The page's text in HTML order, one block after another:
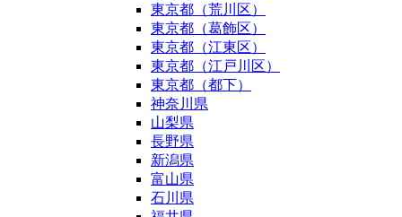
東京都（荒川区）
東京都（葛飾区）
東京都（江東区）
東京都（江戸川区）
東京都（都下）
神奈川県
山梨県
長野県
新潟県
富山県
石川県